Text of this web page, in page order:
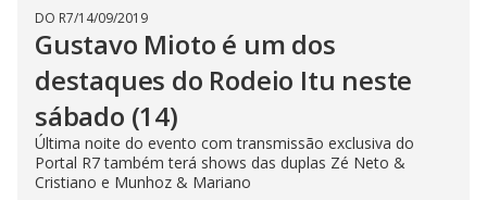
DO R7/14/09/2019
Gustavo Mioto é um dos
destaques do Rodeio Itu neste
sábado (14)
Última noite do evento com transmissão exclusiva do
Portal R7 também terá shows das duplas Zé Neto &
Cristiano e Munhoz & Mariano